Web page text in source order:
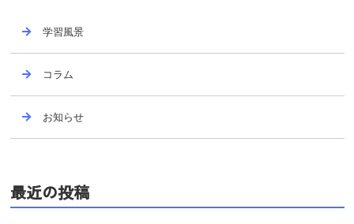
学習風景
コラム
お知らせ
最近の投稿